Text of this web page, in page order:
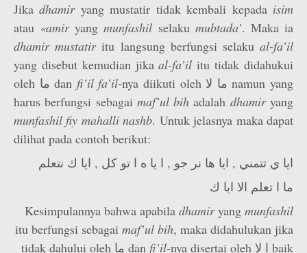
Jikadhamir yang mustatir tidak kembali kepada isim
atau «amiryangmunfashil selaku mubtada’. Maka ia
dhamir mustatiritu langsung berfungsi selakual-fa’il
yang disebut kemudian jikaal-fa’il itu tidak didahukui
oleh ما dan fi’il fa’il-nya diikuti oleh ما لا namun yang
harus berfungsi sebagaimaf’­ul bih adalah dhamiryang
munfashil fiy mahalli nashb. Untuk jelasnya maka dapat
dilihat pada contoh berikut:
ايا ي تتمني , ايا ها نر جو , ا يا ه ا تو كل , ايا ك نتعلم
ما ا تعلم الا ايا ك
Kesimpulannya bahwa apabila dhamiryang munfashil
itu berfungsi sebagai maf’­ul bih, maka didahulukan jika
tidak dahului oleh ما dan fi’il
-nya disertai oleh ا لا baik